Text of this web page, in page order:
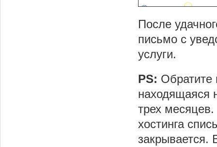
После
письмо с
услуги.
PS: Обратите
находящаяся
трех
хостинга
закрывается.